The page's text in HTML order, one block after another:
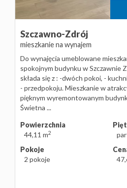
Szczawno-Zdrój
mieszkanie na wynajem
Do wynajęcia umeblowane
spokojnym budynku w Szczawnie
składa się z : -dwóch pokoi, -
- przedpokoju. Mieszkanie w
pięknym wyremontowanym
Świetna ...
Powierzchnia
44,11 m2
Pokoje
2 pokoje